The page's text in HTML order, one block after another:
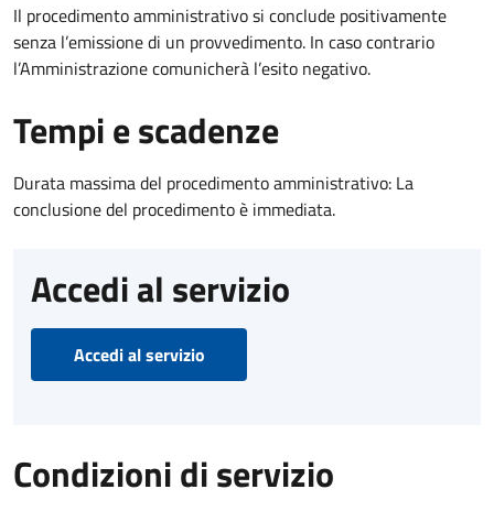
Il procedimento amministrativo si conclude positivamente
senza l’emissione di un provvedimento. In caso contrario
l’Amministrazione comunicherà l’esito negativo.
Tempi e scadenze
Durata massima del procedimento amministrativo: La
conclusione del procedimento è immediata.
Accedi al servizio
Accedi al servizio
Condizioni di servizio